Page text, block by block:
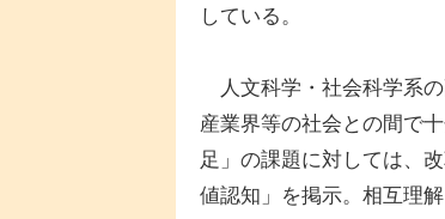
している。
人文科学・社会科学系
産業界等の社会との間で
足」の課題に対しては、
値認知」を掲示。相互理